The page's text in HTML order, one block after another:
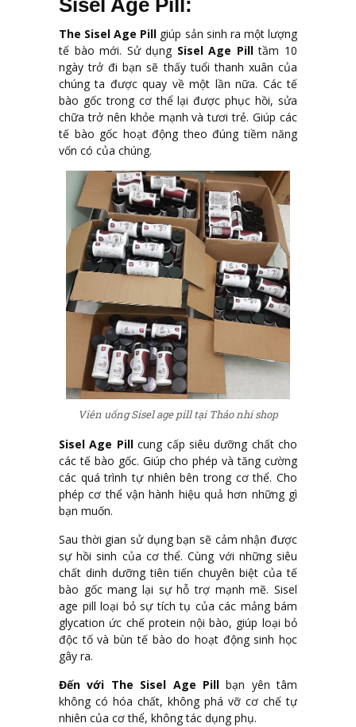
The Sisel Age Pill giúp sản sinh ra một lượng
tế bào mới. Sử dụng Sisel Age Pilltầm 10
ngày trở đi bạn sẽ thấy tuổi thanh xuân của
chúng ta được quay về một lần nữa. Các tế
bào gốc trong cơ thể lại được phục hồi, sửa
chữa trở nên khỏe mạnh và tươi trẻ. Giúp các
tế bào gốc hoạt động theo đúng tiềm năng
vốn có của chúng.
Viên uống Sisel age pill tại Thảo nhi shop
Sisel Age Pillcung cấp siêu dưỡng chất cho
các tế bào gốc. Giúp cho phép và tăng cường
các quá trình tự nhiên bên trong cơ thể. Cho
phép cơ thể vận hành hiệu quả hơn những gì
bạn muốn.
Sau thời gian sử dụng bạn sẽ cảm nhận được
sự hồi sinh của cơ thể. Cùng với những siêu
chất dinh dưỡng tiên tiến chuyên biệt của tế
bào gốc mang lại sự hỗ trợ mạnh mẽ. Sisel
age pill loại bỏ sự tích tụ của các mảng bám
glycation ức chế protein nội bào, giúp loại bỏ
độc tố và bùn tế bào do hoạt động sinh học
gây ra.
Đến với The Sisel Age Pillbạn yên tâm
không có hóa chất, không phá vỡ cơ chế tự
nhiên của cơ thể, không tác dụng phụ.